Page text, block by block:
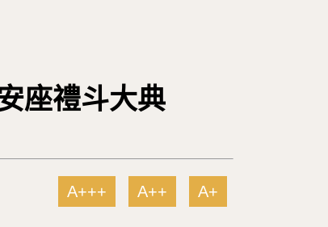
座禮斗大典
A+++ A++ A+